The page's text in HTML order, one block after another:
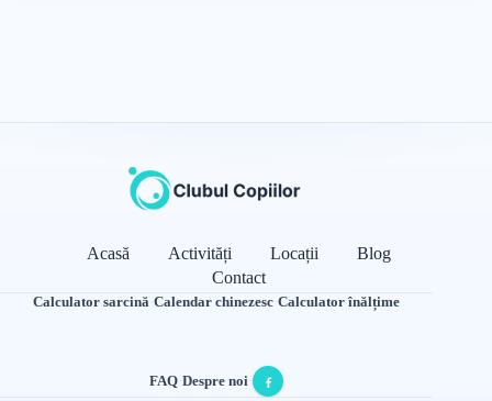
Acasă Activități Locații
Blog
Contact
Calculator sarcină·Calendar chinezesc·Calculator înălțime
FAQ·Despre noi·